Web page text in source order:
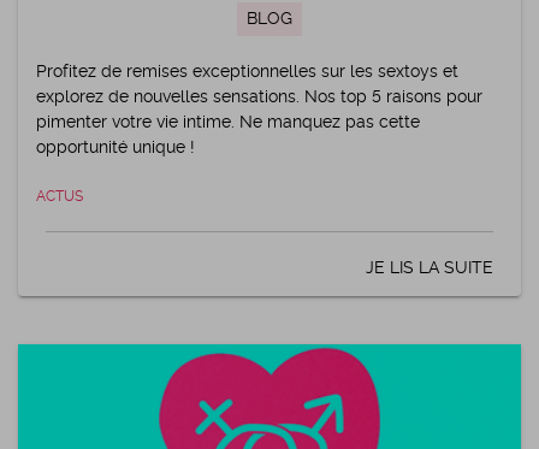
BLOG
Profitez de remises exceptionnelles sur les sextoys et
explorez de nouvelles sensations. Nos top 5 raisons pour
pimenter votre vie intime. Ne manquez pas cette
opportunité unique !
ACTUS
JE LIS LA SUITE